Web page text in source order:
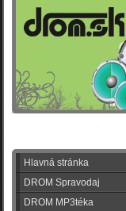
Hlavná stránka
DROM Spravodaj
DROM MP3téka